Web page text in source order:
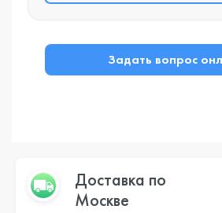
Задать вопрос
Доставка по
Москве